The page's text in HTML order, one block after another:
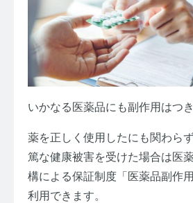
いかなる医薬品にも副作用はつ
薬を正しく使用したにも関わら
篤な健康被害を受けた場合は医
構による保証制度「医薬品副作
利用できます。